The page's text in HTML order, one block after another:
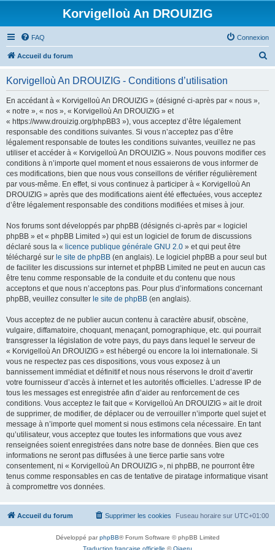
Korvigelloù An DROUIZIG
FAQ Connexion
Accueil du forum
Korvigelloù An DROUIZIG - Conditions d’utilisation
En accédant à « Korvigelloù An DROUIZIG » (désigné ci-après par « nous »,
« notre », « nos », « Korvigelloù An DROUIZIG » et
« https://www.drouizig.org/phpBB3 »), vous acceptez d’être légalement
responsable des conditions suivantes. Si vous n’acceptez pas d’être
légalement responsable de toutes les conditions suivantes, veuillez ne pas
utiliser et accéder à « Korvigelloù An DROUIZIG ». Nous pouvons modifier ces
conditions à n’importe quel moment et nous essaierons de vous informer de
ces modifications, bien que nous vous conseillons de vérifier régulièrement
par vous-même. En effet, si vous continuez à participer à « Korvigelloù An
DROUIZIG » après que des modifications aient été effectuées, vous acceptez
d’être légalement responsable des conditions modifiées et mises à jour.
Nos forums sont développés par phpBB (désignés ci-après par « logiciel
phpBB » et « phpBB Limited ») qui est un logiciel de forum de discussions
déclaré sous la « licence publique générale GNU 2.0 » et qui peut être
téléchargé sur le site de phpBB (en anglais). Le logiciel phpBB a pour seul but
de faciliter les discussions sur internet et phpBB Limited ne peut en aucun cas
être tenu comme responsable de la conduite et du contenu que nous
acceptons et que nous n’acceptons pas. Pour plus d’informations concernant
phpBB, veuillez consulter le site de phpBB (en anglais).
Vous acceptez de ne publier aucun contenu à caractère abusif, obscène,
vulgaire, diffamatoire, choquant, menaçant, pornographique, etc. qui pourrait
transgresser la législation de votre pays, du pays dans lequel le serveur de
« Korvigelloù An DROUIZIG » est hébergé ou encore la loi internationale. Si
vous ne respectez pas ces dispositions, vous vous exposez à un
bannissement immédiat et définitif et nous nous réservons le droit d’avertir
votre fournisseur d’accès à internet et les autorités officielles. L’adresse IP de
tous les messages est enregistrée afin d’aider au renforcement de ces
conditions. Vous acceptez le fait que « Korvigelloù An DROUIZIG » ait le droit
de supprimer, de modifier, de déplacer ou de verrouiller n’importe quel sujet et
message à n’importe quel moment si nous estimons cela nécessaire. En tant
qu’utilisateur, vous acceptez que toutes les informations que vous avez
renseignées soient enregistrées dans notre base de données. Bien que ces
informations ne seront pas diffusées à une tierce partie sans votre
consentement, ni « Korvigelloù An DROUIZIG », ni phpBB, ne pourront être
tenus comme responsables en cas de tentative de piratage informatique visant
à compromettre vos données.
Accueil du forum Fuseau horaire sur UTC+01:00
Supprimer les cookies
Développé parphpBB® Forum Software © phpBB Limited
Traduction française officielle ©Qiaeru